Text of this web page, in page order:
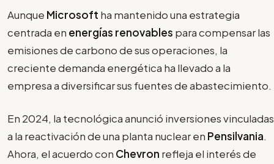
Aunque Microsoft ha mantenido una estrategia
centrada en energías renovables para compensar las
emisiones de carbono de sus operaciones, la
creciente demanda energética ha llevado a la
empresa a diversificar sus fuentes de abastecimiento.
En 2024, la tecnológica anunció inversiones vinculadas
a la reactivación de una planta nuclear en Pensilvania.
Ahora, el acuerdo con Chevron refleja el interés de